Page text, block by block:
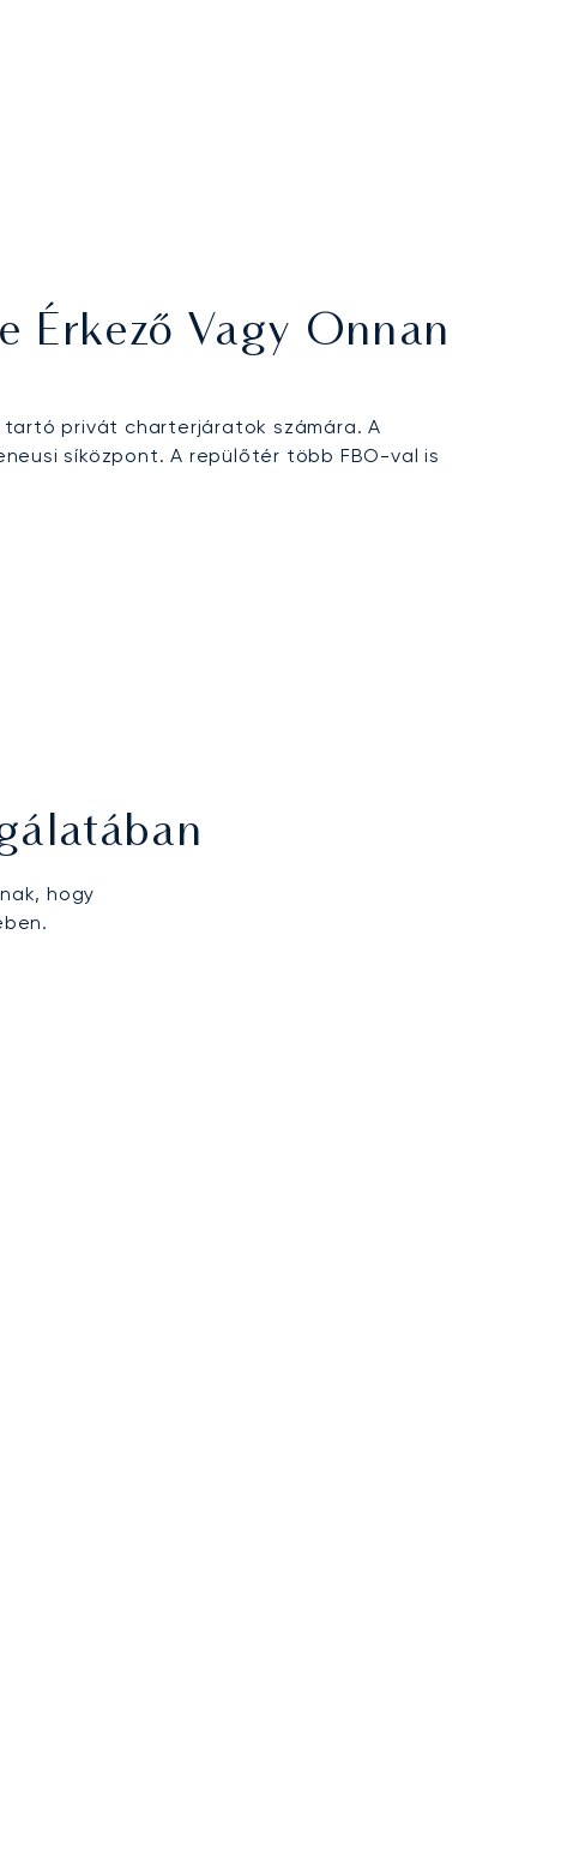
Érkező Vagy Onnan
privát charterjáratok számára. A
síközpont. A repülőtér több FBO-val is
hogy